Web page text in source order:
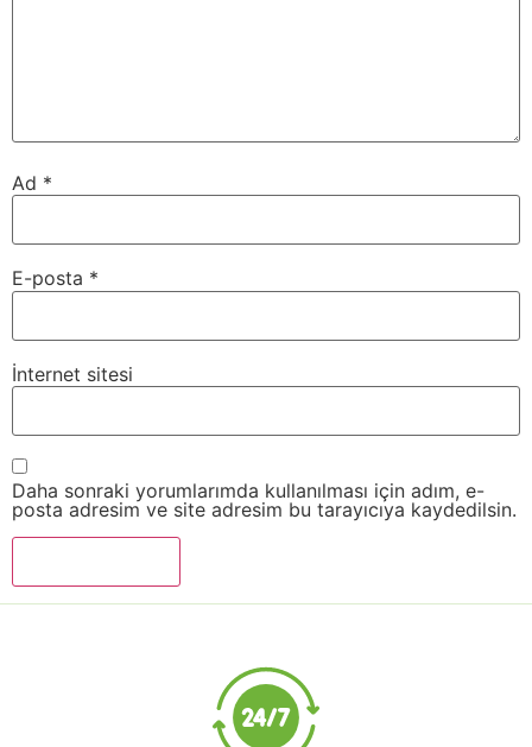
Ad *
E-posta *
İnternet sitesi
Daha sonraki yorumlarımda kullanılması için adım, e-
posta adresim ve site adresim bu tarayıcıya kaydedilsin.